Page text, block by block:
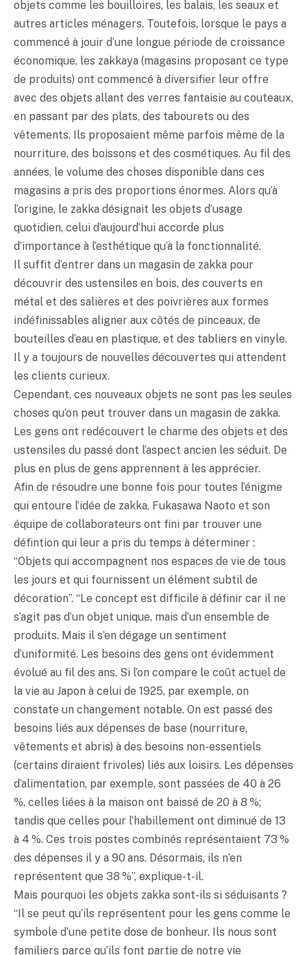
objets comme les bouilloires, les balais, les seaux et
autres articles ménagers. Toutefois, lorsque le pays a
commencé à jouir d’une longue période de croissance
économique, les zakkaya (magasins proposant ce type
de produits) ont commencé à diversifier leur offre
avec des objets allant des verres fantaisie au couteaux,
en passant par des plats, des tabourets ou des
vêtements. Ils proposaient même parfois même de la
nourriture, des boissons et des cosmétiques. Au fil des
années, le volume des choses disponible dans ces
magasins a pris des proportions énormes. Alors qu’à
l’origine, le zakka désignait les objets d’usage
quotidien, celui d’aujourd’hui accorde plus
d’importance à l’esthétique qu’à la fonctionnalité.
Il suffit d’entrer dans un magasin de zakka pour
découvrir des ustensiles en bois, des couverts en
métal et des salières et des poivrières aux formes
indéfinissables aligner aux côtés de pinceaux, de
bouteilles d’eau en plastique, et des tabliers en vinyle.
Il y a toujours de nouvelles découvertes qui attendent
les clients curieux.
Cependant, ces nouveaux objets ne sont pas les seules
choses qu’on peut trouver dans un magasin de zakka.
Les gens ont redécouvert le charme des objets et des
ustensiles du passé dont l’aspect ancien les séduit. De
plus en plus de gens apprennent à les apprécier.
Afin de résoudre une bonne fois pour toutes l’énigme
qui entoure l’idée de zakka, Fukasawa Naoto et son
équipe de collaborateurs ont fini par trouver une
défintion qui leur a pris du temps à déterminer :
“Objets qui accompagnent nos espaces de vie de tous
les jours et qui fournissent un élément subtil de
décoration”. “Le concept est difficile à définir car il ne
s’agit pas d’un objet unique, mais d’un ensemble de
produits. Mais il s’en dégage un sentiment
d’uniformité. Les besoins des gens ont évidemment
évolué au fil des ans. Si l’on compare le coût actuel de
la vie au Japon à celui de 1925, par exemple, on
constate un changement notable. On est passé des
besoins liés aux dépenses de base (nourriture,
vêtements et abris) à des besoins non-essentiels
(certains diraient frivoles) liés aux loisirs. Les dépenses
d’alimentation, par exemple, sont passées de 40 à 26
%, celles liées à la maison ont baissé de 20 à 8 %;
tandis que celles pour l’habillement ont diminué de 13
à 4 %. Ces trois postes combinés représentaient 73 %
des dépenses il y a 90 ans. Désormais, ils n’en
représentent que 38 %”, explique-t-il.
Mais pourquoi les objets zakka sont-ils si séduisants ?
“Il se peut qu’ils représentent pour les gens comme le
symbole d’une petite dose de bonheur. Ils nous sont
familiers parce qu’ils font partie de notre vie